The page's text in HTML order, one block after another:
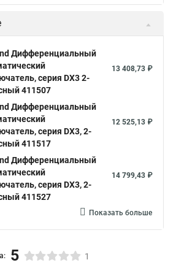
Дифференциальный
серия DX3 2-
411507
13 408,73 ₽
Дифференциальный
серия DX3, 2-
411517
12 525,13 ₽
Дифференциальный
серия DX3, 2-
411527
14 799,43 ₽
Показать больше
5 1